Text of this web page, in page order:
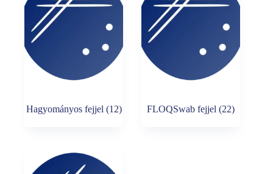
Hagyományos fejjel (12) FLOQSwab fejjel(22)